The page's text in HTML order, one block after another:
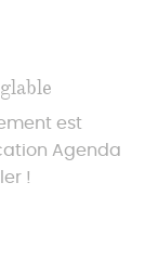
est
Agenda
!